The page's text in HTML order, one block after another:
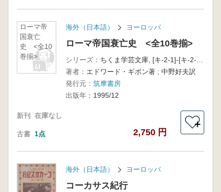
ローマ帝
国衰亡
史 <全10
巻揃>
海外（日本語） ヨーロッパ
ローマ帝国衰亡史 <全10巻揃>
シリーズ：
著者： エドワード・ギボン著 ; 中野好夫訳
発行元： 筑摩書房
出版年： 1995/12
新刊 在庫なし
古書 1点 2,750 円
＋
海外（日本語） ヨーロッパ
コーカサス紀行